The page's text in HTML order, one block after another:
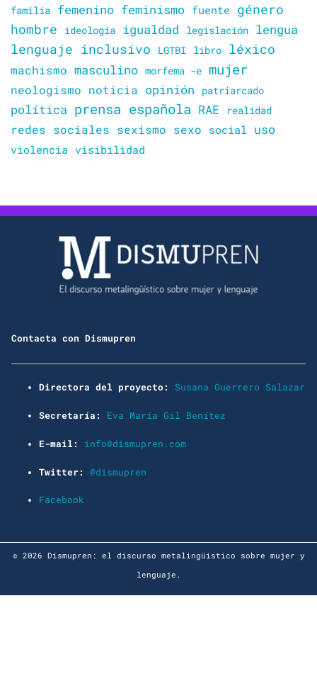
familia femenino feminismo fuente
género
hombre
ideología igualdad legislación lengua
lenguaje inclusivo LGTBI libro léxico
machismo masculino morfema -e mujer
neologismo noticia opinión patriarcado
política prensa española RAE realidad
redes sociales sexismo sexo social uso
violencia visibilidad
Contacta con Dismupren
Directora del proyecto: Susana Guerrero Salazar
Secretaría: Eva María Gil Benítez
E-mail: info@dismupren.com
Twitter: @dismupren
Facebook
© 2026 Dismupren: el discurso metalingüístico sobre mujer y
lenguaje.